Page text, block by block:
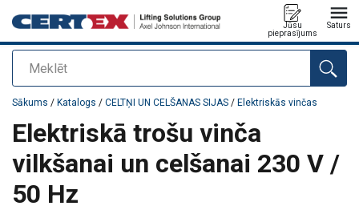
Meklēt
Jūsu
pieprasījums
Saturs
Pievienots jūsu pasūtījumam
Sākums / Katalogs / CELTŅI UN CELŠANAS SIJAS / Elektriskās vinčas
Elektriskā trošu vinča
vilkšanai un celšanai 230 V /
50 Hz